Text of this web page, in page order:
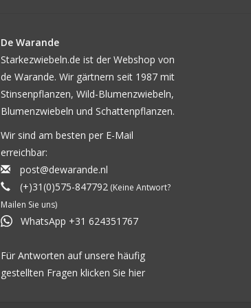
De Warande
Starkezwiebeln.de ist der Webshop von
de Warande. Wir gärtnern seit 1987 mit
Stinsenpflanzen, Wild-Blumenzwiebeln,
Blumenzwiebeln und Schattenpflanzen.
Wir sind am besten per E-Mail
erreichbar:
post@dewarande.nl
(+)31(0)575-847792(Keine Antwort?
Mailen Sie uns)
WhatsApp +31 624351767
Für Antworten auf unsere häufig
gestellten Fragen klicken Sie hier